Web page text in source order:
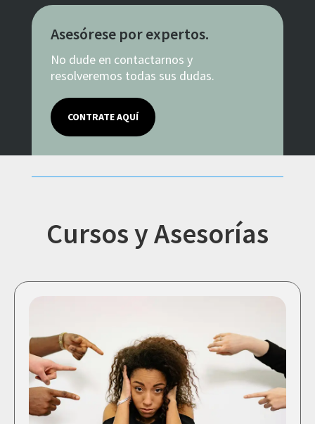
Asesórese por expertos.
No dude en contactarnos y
resolveremos todas sus dudas.
CONTRATE AQUÍ
Cursos y Asesorías